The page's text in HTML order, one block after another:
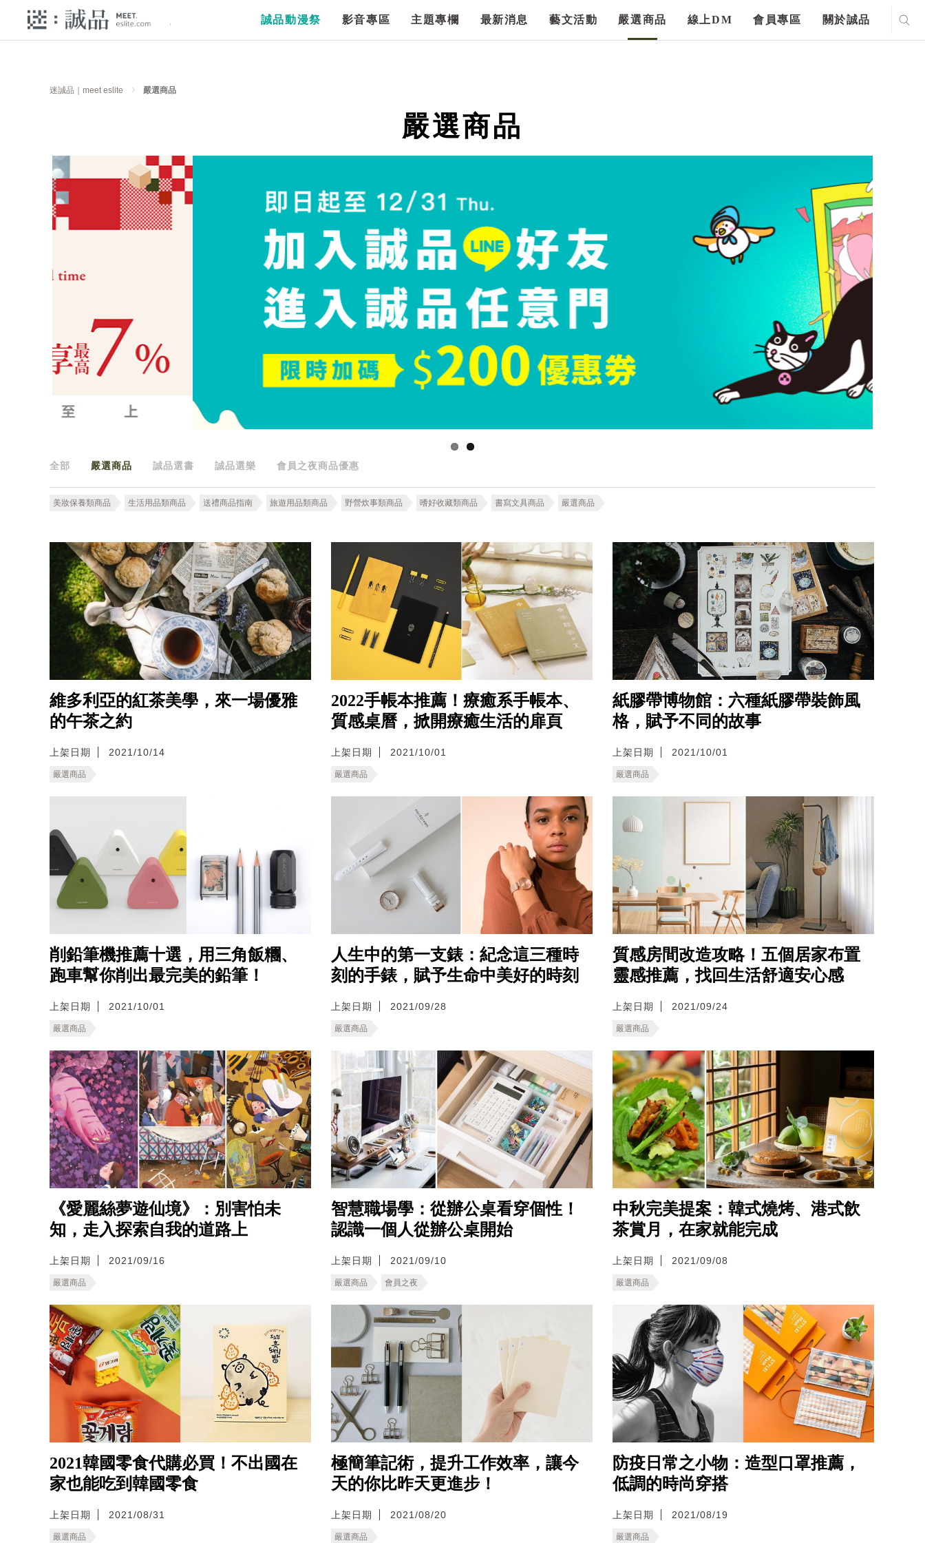
誠品動漫祭 影音專區 主題專欄 最新消息 藝文活動 嚴選商品 線上DM 會員專區 關於誠品
迷誠品｜meet eslite 嚴選商品
嚴選商品
全部 嚴選商品 誠品選書 誠品選樂 會員之夜商品優惠
美妝保養類商品 生活用品類商品 送禮商品指南 旅遊用品類商品 野營炊事類商品 嗜好收藏類商品 書寫文具商品 嚴選商品
維多利亞的紅茶美學，來一場優雅
的午茶之約
上架日期 2021/10/14
嚴選商品
2022手帳本推薦！療癒系手帳本、
質感桌曆，掀開療癒生活的扉頁
上架日期 2021/10/01
嚴選商品
紙膠帶博物館：六種紙膠帶裝飾風
格，賦予不同的故事
上架日期 2021/10/01
嚴選商品
削鉛筆機推薦十選，用三角飯糰、
跑車幫你削出最完美的鉛筆！
上架日期 2021/10/01
嚴選商品
人生中的第一支錶：紀念這三種時
刻的手錶，賦予生命中美好的時刻
上架日期 2021/09/28
嚴選商品
質感房間改造攻略！五個居家布置
靈感推薦，找回生活舒適安心感
上架日期 2021/09/24
嚴選商品
《愛麗絲夢遊仙境》：別害怕未
知，走入探索自我的道路上
上架日期 2021/09/16
嚴選商品
智慧職場學：從辦公桌看穿個性！
認識一個人從辦公桌開始
上架日期 2021/09/10
嚴選商品 會員之夜
中秋完美提案：韓式燒烤、港式飲
茶賞月，在家就能完成
上架日期 2021/09/08
嚴選商品
2021韓國零食代購必買！不出國在
家也能吃到韓國零食
上架日期 2021/08/31
嚴選商品
極簡筆記術，提升工作效率，讓今
天的你比昨天更進步！
上架日期 2021/08/20
嚴選商品
防疫日常之小物：造型口罩推薦，
低調的時尚穿搭
上架日期 2021/08/19
嚴選商品